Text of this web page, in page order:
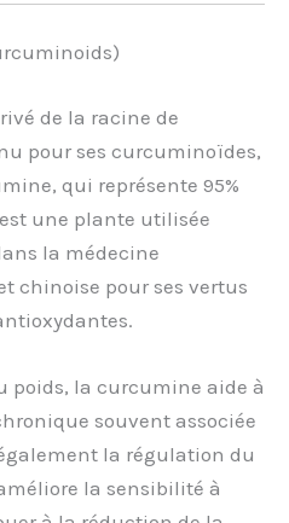
de la racine de
pour ses curcuminoïdes,
qui représente 95%
une plante utilisée
la médecine
chinoise pour ses vertus
poids, la curcumine aide à
souvent associée
la régulation du
la sensibilité à